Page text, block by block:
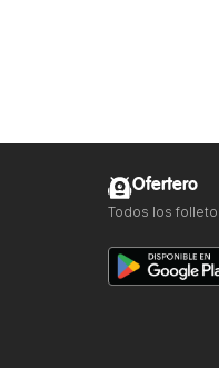
Ofertero
Todos los